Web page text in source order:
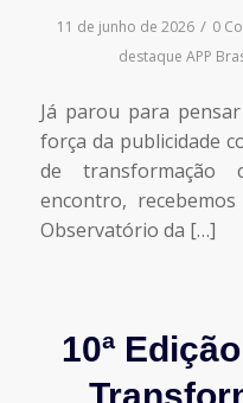
11 de junho de 2026 / 0
destaque APP
Já parou para
força da publicidade
de transformação
encontro,
Observatório da […]
10ª